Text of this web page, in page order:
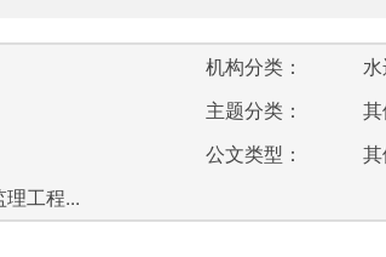
工程...
机构分类：
主题分类：
公文类型：